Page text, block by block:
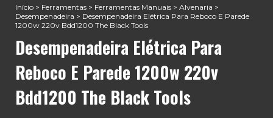
Início > Ferramentas > Ferramentas Manuais > Alvenaria >
Desempenadeira > Desempenadeira Elétrica Para Reboco E Parede
1200w 220v Bdd1200 The Black Tools
Desempenadeira Elétrica Para
Reboco E Parede 1200w 220v
Bdd1200 The Black Tools